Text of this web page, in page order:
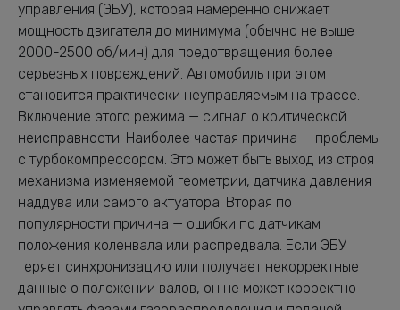
управления (ЭБУ), которая намеренно снижает
мощность двигателя до минимума (обычно не выше
2000-2500 об/мин) для предотвращения более
серьезных повреждений. Автомобиль при этом
становится практически неуправляемым на трассе.
Включение этого режима — сигнал о критической
неисправности. Наиболее частая причина — проблемы
с турбокомпрессором. Это может быть выход из строя
механизма изменяемой геометрии, датчика давления
наддува или самого актуатора. Вторая по
популярности причина — ошибки по датчикам
положения коленвала или распредвала. Если ЭБУ
теряет синхронизацию или получает некорректные
данные о положении валов, он не может корректно